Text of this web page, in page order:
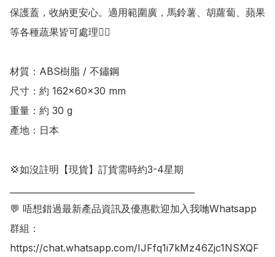
保護蓋，收納更安心。適用範圍廣，馬鈴薯、胡蘿蔔、蘋果
等各種蔬果皆可處理👍🏻
材質：ABS樹脂 / 不鏽鋼
尺寸：約 162×60×30 mm
重量：約 30 g
產地：日本
💢如沒註明【現貨】訂貨需時約3-4星期
💬 唔想錯過最新產品資訊及優惠歡迎加入我哋Whatsapp
群組：
https://chat.whatsapp.com/IJFfq1i7kMz46Zjc1NSXQF